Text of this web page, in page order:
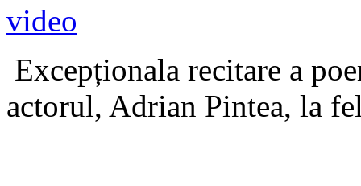
Excepționala recitare a
actorul, Adrian Pintea, la